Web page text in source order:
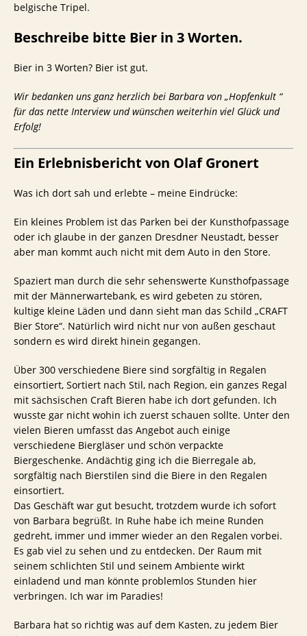
belgische Tripel.
Beschreibe bitte Bier in 3 Worten.
Bier in 3 Worten? Bier ist gut.
Wir bedanken uns ganz herzlich bei Barbara von „Hopfenkult “
für das nette Interview und wünschen weiterhin viel Glück und
Erfolg!
Ein Erlebnisbericht von Olaf Gronert
Was ich dort sah und erlebte – meine Eindrücke:
Ein kleines Problem ist das Parken bei der Kunsthofpassage
oder ich glaube in der ganzen Dresdner Neustadt, besser
aber man kommt auch nicht mit dem Auto in den Store.
Spaziert man durch die sehr sehenswerte Kunsthofpassage
mit der Männerwartebank, es wird gebeten zu stören,
kultige kleine Läden und dann sieht man das Schild „CRAFT
Bier Store“. Natürlich wird nicht nur von außen geschaut
sondern es wird direkt hinein gegangen.
Über 300 verschiedene Biere sind sorgfältig in Regalen
einsortiert, Sortiert nach Stil, nach Region, ein ganzes Regal
mit sächsischen Craft Bieren habe ich dort gefunden. Ich
wusste gar nicht wohin ich zuerst schauen sollte. Unter den
vielen Bieren umfasst das Angebot auch einige
verschiedene Biergläser und schön verpackte
Biergeschenke. Andächtig ging ich die Bierregale ab,
sorgfältig nach Bierstilen sind die Biere in den Regalen
einsortiert.
Das Geschäft war gut besucht, trotzdem wurde ich sofort
von Barbara begrüßt. In Ruhe habe ich meine Runden
gedreht, immer und immer wieder an den Regalen vorbei.
Es gab viel zu sehen und zu entdecken. Der Raum mit
seinem schlichten Stil und seinem Ambiente wirkt
einladend und man könnte problemlos Stunden hier
verbringen. Ich war im Paradies!
Barbara hat so richtig was auf dem Kasten, zu jedem Bier